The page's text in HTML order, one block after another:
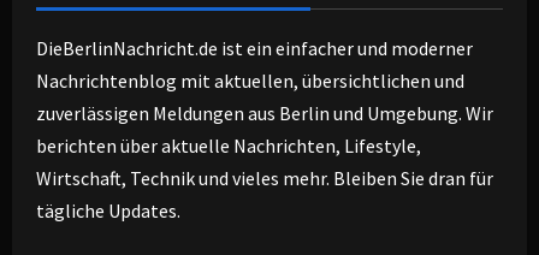
DieBerlinNachricht.de ist ein einfacher und moderner
Nachrichtenblog mit aktuellen, übersichtlichen und
zuverlässigen Meldungen aus Berlin und Umgebung. Wir
berichten über aktuelle Nachrichten, Lifestyle,
Wirtschaft, Technik und vieles mehr. Bleiben Sie dran für
tägliche Updates.